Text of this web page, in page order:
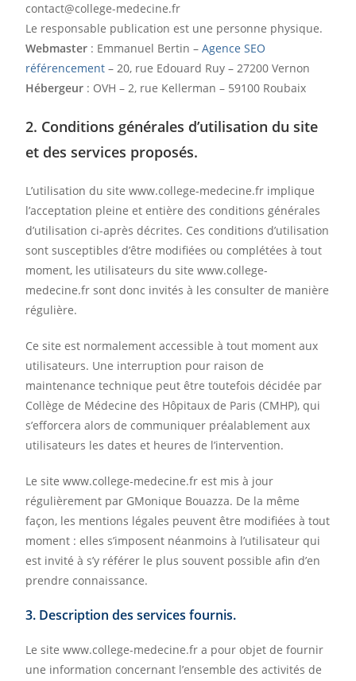
contact@college-medecine.fr
Le responsable publication est une personne physique.
Webmaster : Emmanuel Bertin –Agence SEO
référencement – 20, rue Edouard Ruy – 27200 Vernon
Hébergeur : OVH – 2, rue Kellerman – 59100 Roubaix
2. Conditions générales d’utilisation du site
et des services proposés.
L’utilisation du site www.college-medecine.fr implique
l’acceptation pleine et entière des conditions générales
d’utilisation ci-après décrites. Ces conditions d’utilisation
sont susceptibles d’être modifiées ou complétées à tout
moment, les utilisateurs du site www.college-
medecine.fr sont donc invités à les consulter de manière
régulière.
Ce site est normalement accessible à tout moment aux
utilisateurs. Une interruption pour raison de
maintenance technique peut être toutefois décidée par
Collège de Médecine des Hôpitaux de Paris (CMHP), qui
s’efforcera alors de communiquer préalablement aux
utilisateurs les dates et heures de l’intervention.
Le site www.college-medecine.fr est mis à jour
régulièrement par GMonique Bouazza. De la même
façon, les mentions légales peuvent être modifiées à tout
moment : elles s’imposent néanmoins à l’utilisateur qui
est invité à s’y référer le plus souvent possible afin d’en
prendre connaissance.
3. Description des services fournis.
Le site www.college-medecine.fr a pour objet de fournir
une information concernant l’ensemble des activités de